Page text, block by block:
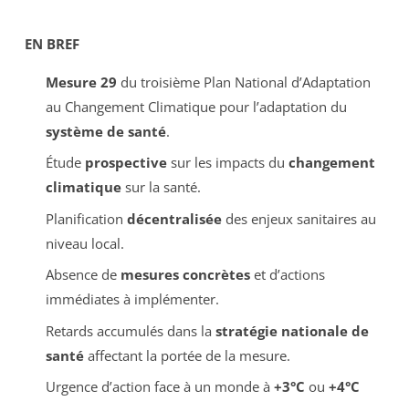
EN BREF
Mesure 29 du troisième Plan National d’Adaptation
au Changement Climatique pour l’adaptation du
système de santé.
Étude prospectivesur les impacts du changement
climatiquesur la santé.
Planification décentraliséedes enjeux sanitaires au
niveau local.
Absence de mesures concrèteset d’actions
immédiates à implémenter.
Retards accumulés dans la stratégie nationale de
santéaffectant la portée de la mesure.
Urgence d’action face à un monde à +3°C ou +4°C